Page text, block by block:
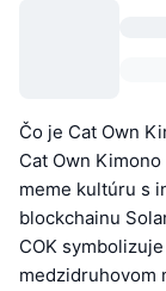
Čo je Cat Own
Cat Own
meme kultúru s
blockchainu
COK
medzidruhovom